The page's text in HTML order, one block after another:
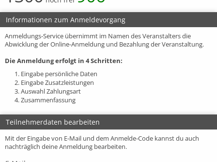
Informationen zum Anmeldevorgang
Anmeldungs-Service übernimmt im Namen des Veranstalters die
Abwicklung der Online-Anmeldung und Bezahlung der Veranstaltung.
Die Anmeldung erfolgt in 4 Schritten:
1. Eingabe persönliche Daten
2. Eingabe Zusatzleistungen
3. Auswahl Zahlungsart
4. Zusammenfassung
Teilnehmerdaten bearbeiten
Mit der Eingabe von E-Mail und dem Anmelde-Code kannst du auch
nachträglich deine Anmeldung bearbeiten.